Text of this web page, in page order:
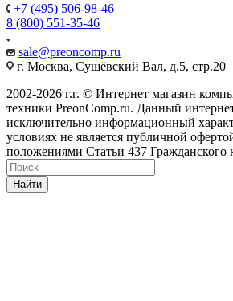
+7 (495) 506-98-46
8 (800) 551-35-46
sale@preoncomp.ru
г. Москва, Сущёвский Вал, д.5, стр.20
2002-2026 г.г. © Интернет магазин
техники PreonComp.ru. Данный
исключительно информационный
условиях не является публичной
положениями Статьи 437 Гражданского
Найти